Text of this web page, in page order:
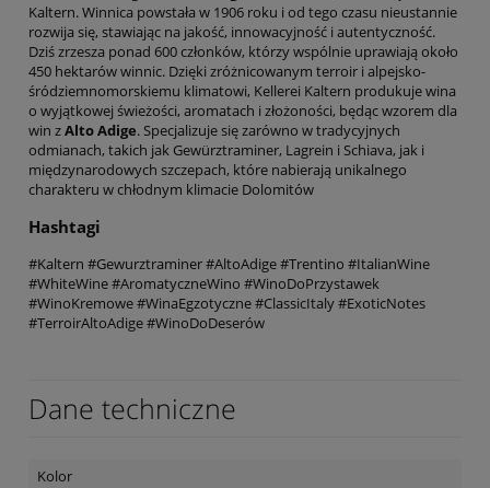
Kaltern. Winnica powstała w 1906 roku i od tego czasu nieustannie
rozwija się, stawiając na jakość, innowacyjność i autentyczność.
Dziś zrzesza ponad 600 członków, którzy wspólnie uprawiają około
450 hektarów winnic. Dzięki zróżnicowanym terroir i alpejsko-
śródziemnomorskiemu klimatowi, Kellerei Kaltern produkuje wina
o wyjątkowej świeżości, aromatach i złożoności, będąc wzorem dla
win zAlto Adige. Specjalizuje się zarówno w tradycyjnych
odmianach, takich jak Gewürztraminer, Lagrein i Schiava, jak i
międzynarodowych szczepach, które nabierają unikalnego
charakteru w chłodnym klimacie Dolomitów
Hashtagi
#Kaltern #Gewurztraminer #AltoAdige #Trentino #ItalianWine
#WhiteWine #AromatyczneWino #WinoDoPrzystawek
#WinoKremowe #WinaEgzotyczne #ClassicItaly #ExoticNotes
#TerroirAltoAdige #WinoDoDeserów
Dane techniczne
Kolor